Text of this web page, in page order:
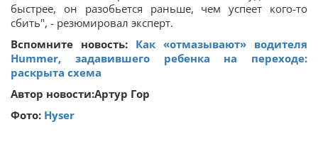
быстрее, он разобьется раньше, чем успеет кого-то
сбить", - резюмировал эксперт.
Вспомните новость: Как «отмазывают» водителя
Hummer, задавившего ребенка на переходе:
раскрыта схема
Автор новости:Артур Гор
Фото: Hyser